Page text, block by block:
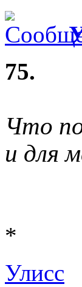
75.
Что
и для
*
Улисс